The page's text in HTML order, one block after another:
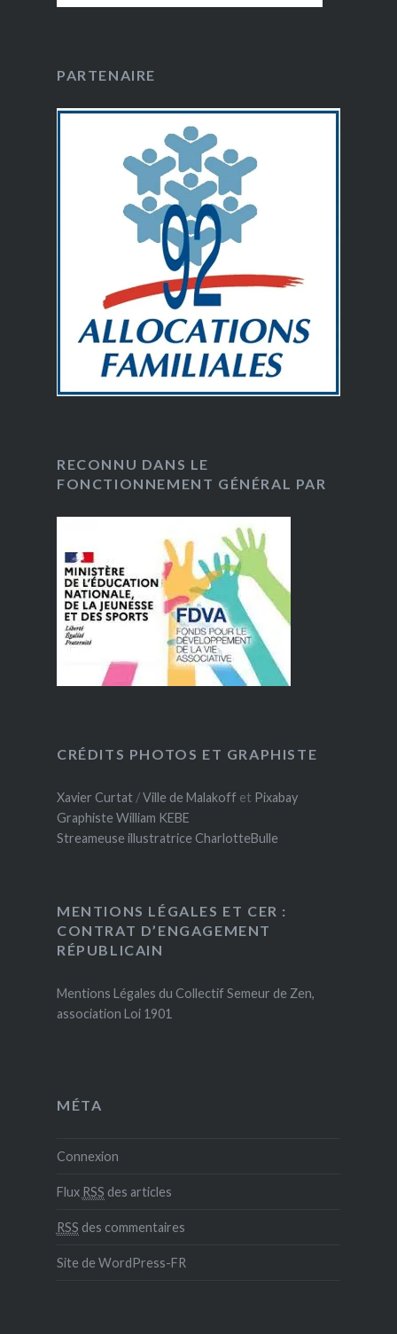
PARTENAIRE
RECONNU DANS LE
FONCTIONNEMENT GÉNÉRAL PAR
CRÉDITS PHOTOS ET GRAPHISTE
Xavier Curtat/Ville de Malakoffet Pixabay
Graphiste William KEBE
Streameuse illustratrice CharlotteBulle
MENTIONS LÉGALES ET CER :
CONTRAT D’ENGAGEMENT
RÉPUBLICAIN
Mentions Légales du Collectif Semeur de Zen,
association Loi 1901
MÉTA
Connexion
Flux RSS des articles
RSS des commentaires
Site de WordPress-FR